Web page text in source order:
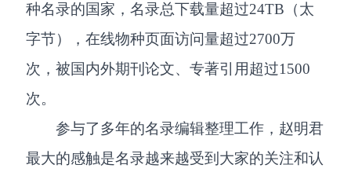
种名录的国家，名录总下载量超过24TB（太
字节），在线物种页面访问量超过2700万
次，被国内外期刊论文、专著引用超过1500
次。
参与了多年的名录编辑整理工作，赵明君
最大的感触是名录越来越受到大家的关注和认